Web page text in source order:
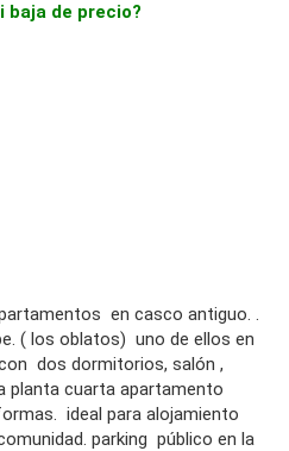
baja de precio?
( los oblatos) uno de ellos en
dos dormitorios, salón ,
planta cuarta apartamento
ideal para alojamiento
parking público en la